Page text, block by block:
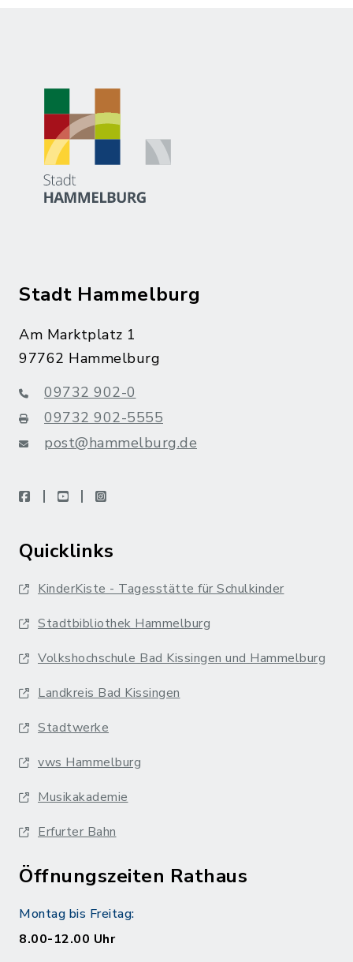
Stadt Hammelburg
Am Marktplatz 1
97762 Hammelburg
09732 902-0
09732 902-5555
post@hammelburg.de
facebookyoutubeinstagram
Quicklinks
KinderKiste - Tagesstätte für Schulkinder
Stadtbibliothek Hammelburg
Volkshochschule Bad Kissingen und Hammelburg
Landkreis Bad Kissingen
Stadtwerke
vws Hammelburg
Musikakademie
Erfurter Bahn
Öffnungszeiten Rathaus
Montag bis Freitag:
8.00-12.00 Uhr